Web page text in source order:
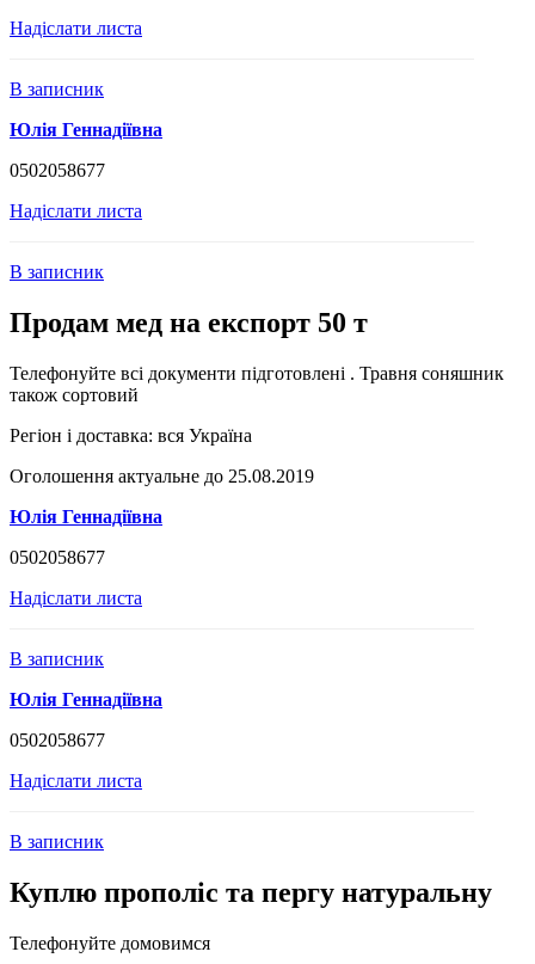
Надіслати листа
В записник
Юлія Геннадіївна
0502058677
Надіслати листа
В записник
Продам мед на експорт 50 т
Телефонуйте всі документи підготовлені . Травня соняшник
також сортовий
Регіон і доставка: вся Україна
Оголошення актуальне до 25.08.2019
Юлія Геннадіївна
0502058677
Надіслати листа
В записник
Юлія Геннадіївна
0502058677
Надіслати листа
В записник
Куплю прополіс та пергу натуральну
Телефонуйте домовимся